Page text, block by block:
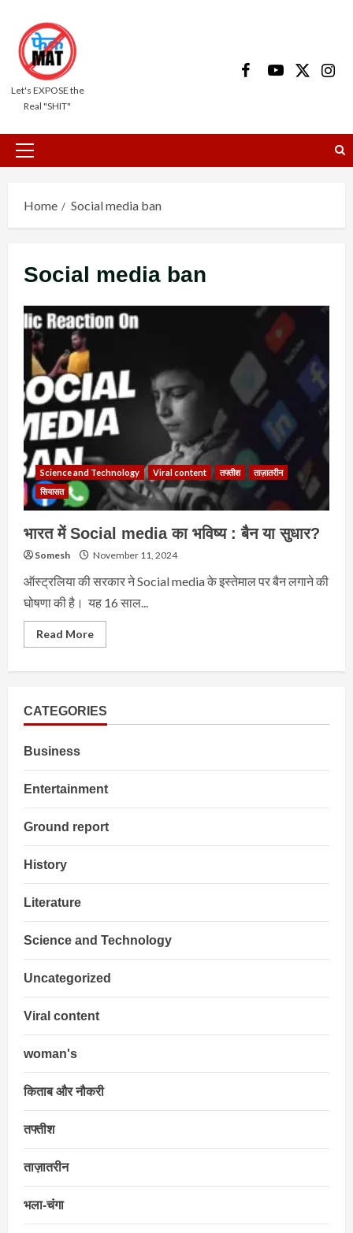
content
Let's EXPOSE the
Real "SHIT"
FacebookYoutube
X
Primary
Home Social media ban
Social media ban
Science and Technology Viral content तफ्तीश
ताज़ातरीन
सियासत
भारत में Social media का भविष्य : बैन या सुधार?
Somesh November 11, 2024
ऑस्ट्रलिया की सरकार ने Social media के इस्तेमाल पर बैन लगाने की
घोषणा की है। यह 16 साल...
Read MoreRead
more
का
भविष्य
CATEGORIES
Business
Entertainment
Ground report
History
Literature
Science and Technology
Uncategorized
Viral content
woman's
किताब और नौकरी
तफ्तीश
ताज़ातरीन
भला-चंगा